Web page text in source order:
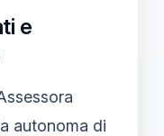
e
autonoma di